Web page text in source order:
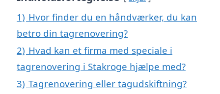
1) Hvor finder du en håndværker, du kan
betro din tagrenovering?
2) Hvad kan et firma med speciale i
tagrenovering i Stakroge hjælpe med?
3) Tagrenovering eller tagudskiftning?